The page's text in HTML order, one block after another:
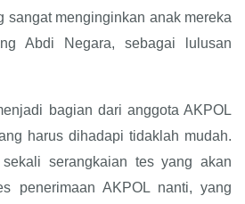
sangat menginginkan anak mereka
Abdi Negara, sebagai lulusan
bagian dari anggota AKPOL
harus dihadapi tidaklah mudah.
serangkaian tes yang akan
penerimaan AKPOL nanti, yang